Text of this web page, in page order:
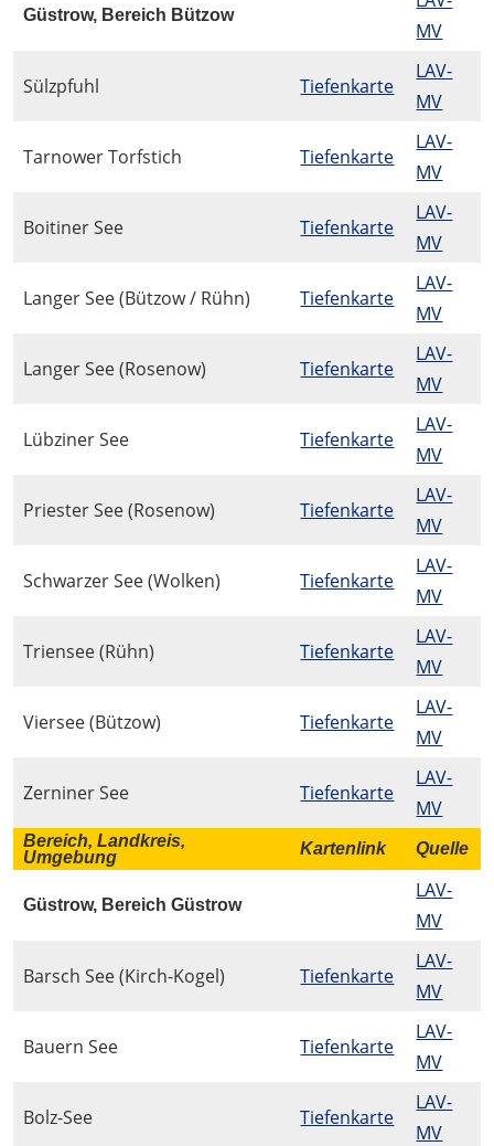
Güstrow, Bereich Bützow
MV
Sülzpfuhl Tiefenkarte
LAV-
MV
Tarnower Torfstich Tiefenkarte
LAV-
MV
Boitiner See Tiefenkarte
LAV-
MV
Langer See (Bützow / Rühn) Tiefenkarte
LAV-
MV
Langer See (Rosenow) Tiefenkarte
LAV-
MV
Lübziner See Tiefenkarte
LAV-
MV
Priester See (Rosenow) Tiefenkarte
LAV-
MV
Schwarzer See (Wolken) Tiefenkarte
LAV-
MV
Triensee (Rühn) Tiefenkarte
LAV-
MV
Viersee (Bützow) Tiefenkarte
LAV-
MV
Zerniner See Tiefenkarte
LAV-
MV
Bereich, Landkreis,
Umgebung
Kartenlink Quelle
Güstrow, Bereich Güstrow
LAV-
MV
Barsch See (Kirch-Kogel) Tiefenkarte
LAV-
MV
Bauern See Tiefenkarte
LAV-
MV
Bolz-See Tiefenkarte
LAV-
MV